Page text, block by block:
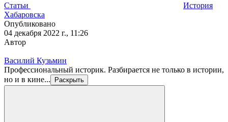
Статьи
История
Хабаровска
Опубликовано
04 декабря 2022 г., 11:26
Автор
Василий Кузьмин
Профессиональный историк. Разбирается не только в истории,
но и в кине...
Раскрыть